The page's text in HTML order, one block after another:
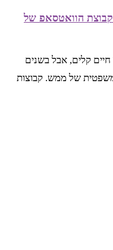
בקבוצת הוואטסאפ של
קלים, אבל בשנים
של ממש. קבוצות